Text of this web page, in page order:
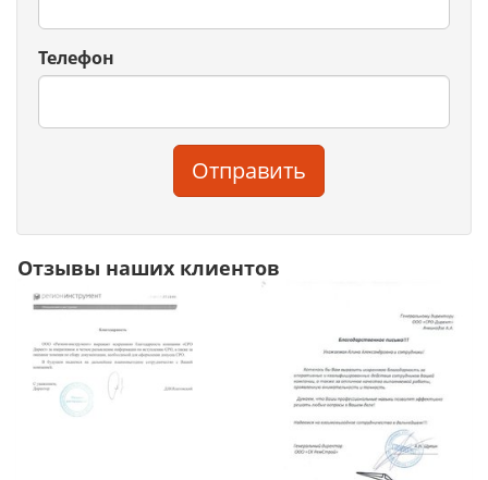
Телефон
Отправить
Отзывы наших клиентов